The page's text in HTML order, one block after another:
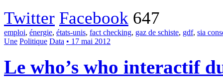
Twitter Facebook 647
emploi, énergie, états-unis, fact checking, gaz de schiste, gdf, sia
Une Politique Data • 17 mai 2012
Le who’s who interactif